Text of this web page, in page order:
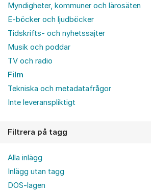
Myndigheter, kommuner och lärosäten
E-böcker och ljudböcker
Tidskrifts- och nyhetssajter
Musik och poddar
TV och radio
Film
Tekniska och metadatafrågor
Inte leveranspliktigt
Filtrera på tagg
Alla inlägg
Inlägg utan tagg
DOS-lagen